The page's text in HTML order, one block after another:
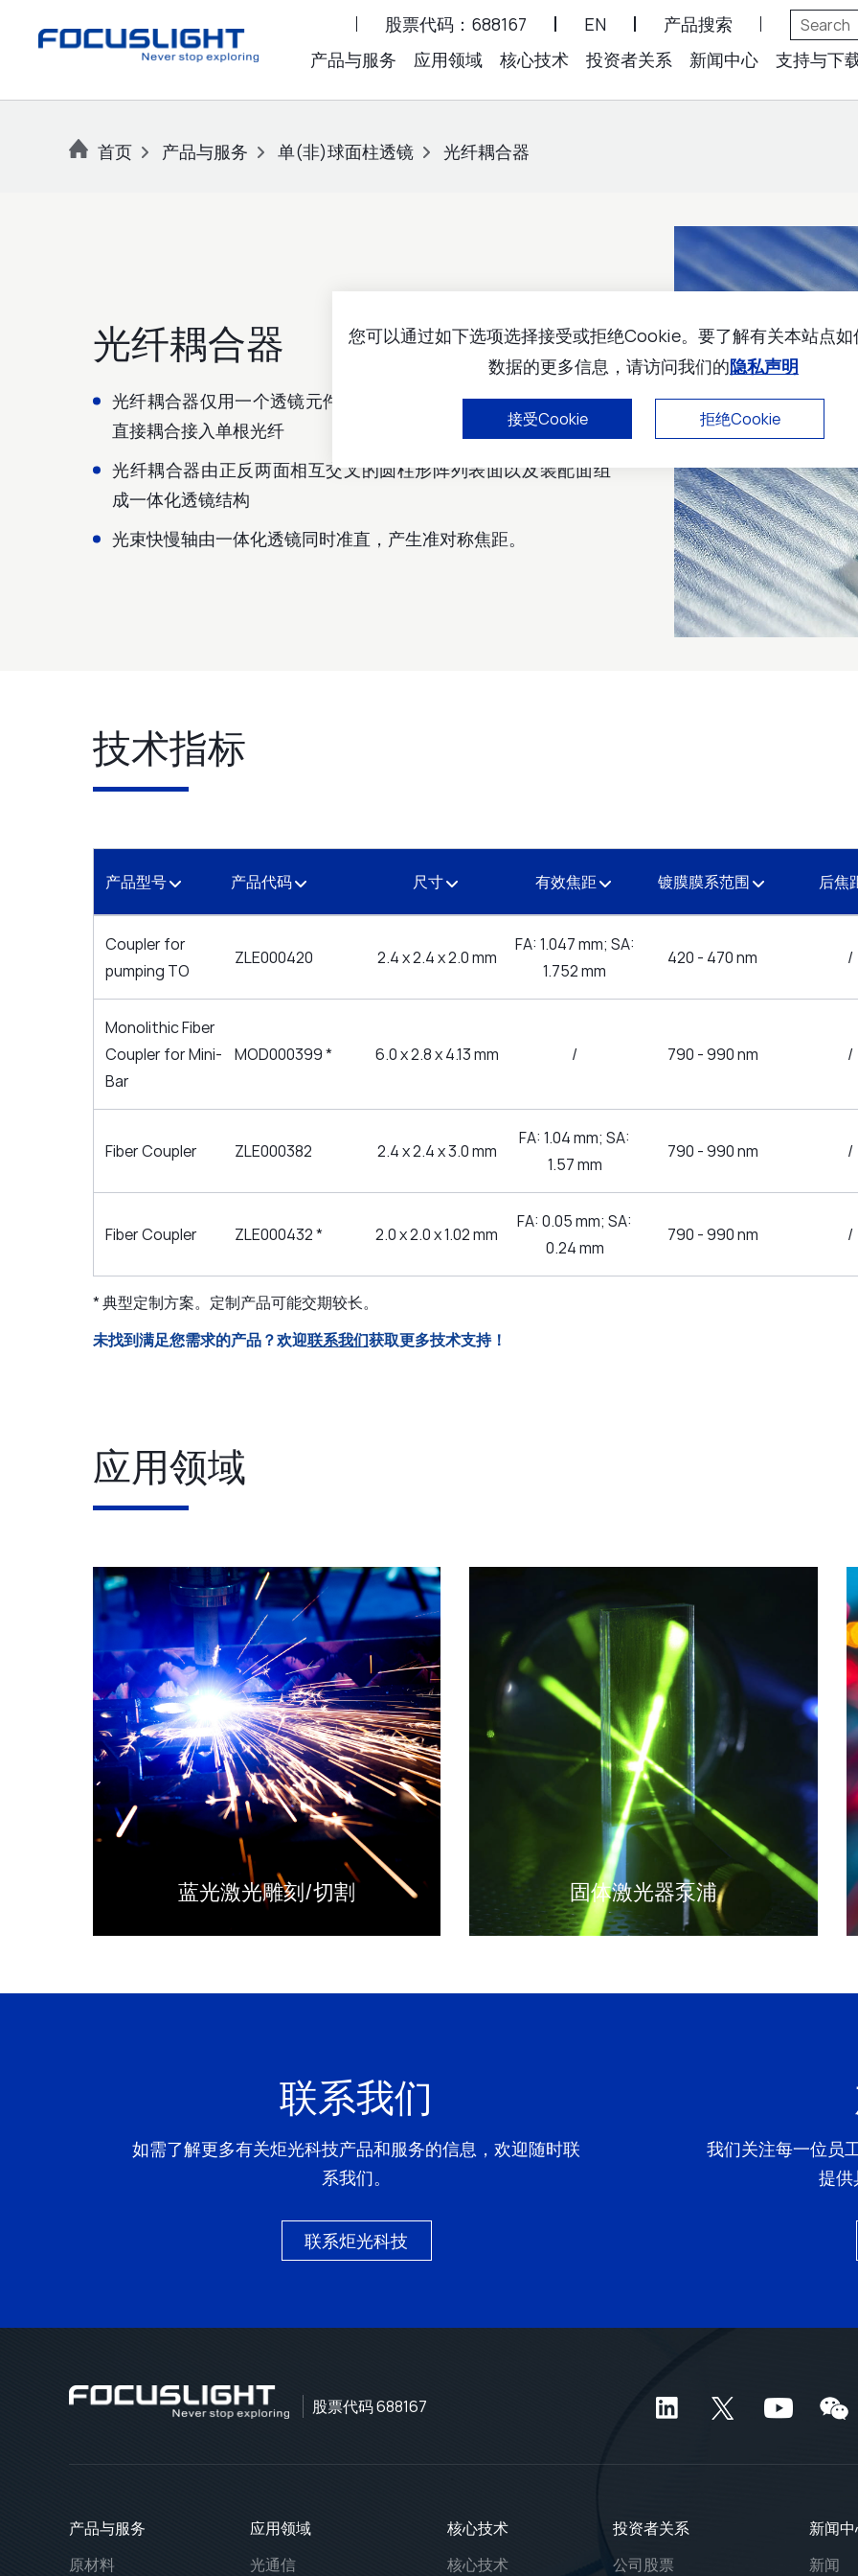
产品搜索
EN
股票代码：688167
产品与服务
应用领域 核心技术 投资者关系 新闻中心 支持与下
首页 产品与服务 单(非)球面柱透镜 光纤耦合器
光纤耦合器
光纤耦合器仅用一个透镜元件将单个激光器/激光巴条发射的光束
直接耦合接入单根光纤
光纤耦合器由正反两面相互交叉的圆柱形阵列表面以及装配面组
成一体化透镜结构
光束快慢轴由一体化透镜同时准直，产生准对称焦距。
技术指标
产品型号 产品代码 尺寸 有效焦距 镀膜膜系范围 后焦
Coupler for
pumping TO
ZLE000420 2.4 x 2.4 x 2.0 mm
FA: 1.047 mm; SA:
1.752 mm
420 - 470 nm /
Monolithic Fiber
Coupler for Mini-
Bar
MOD000399 * 6.0 x 2.8 x 4.13 mm / 790 - 990 nm /
Fiber Coupler ZLE000382 2.4 x 2.4 x 3.0 mm
FA: 1.04 mm; SA:
1.57 mm
790 - 990 nm /
Fiber Coupler ZLE000432 * 2.0 x 2.0 x 1.02 mm
FA: 0.05 mm; SA:
0.24 mm
790 - 990 nm /
* 典型定制方案。定制产品可能交期较长。
未找到满足您需求的产品？欢迎联系我们获取更多技术支持！
应用领域
蓝光激光雕刻/切割 固体激光器泵浦
联系我们
如需了解更多有关炬光科技产品和服务的信息，欢迎随时联
系我们。
联系炬光科技
我们关注每一位员
提供
股票代码 688167
产品与服务
原材料
应用领域
光通信
核心技术
核心技术
投资者关系
公司股票
新闻
新闻
您可以通过如下选项选择接受或拒绝Cookie。要了解有关本站点
数据的更多信息，请访问我们的隐私声明
接受Cookie 拒绝Cookie